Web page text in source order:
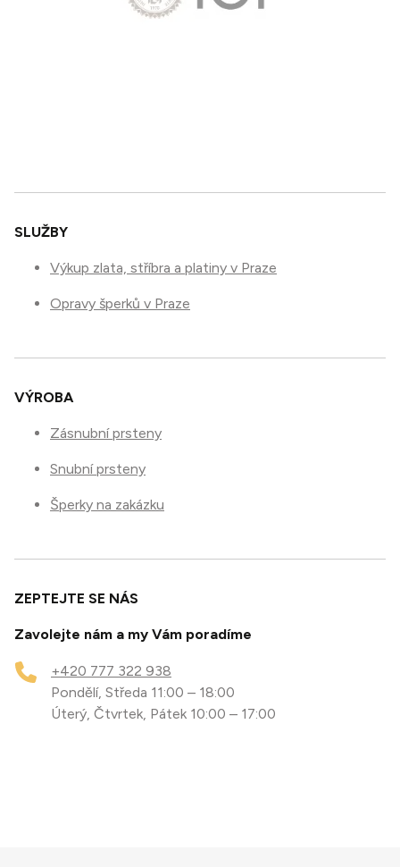
SLUŽBY
Výkup zlata, stříbra a platiny v Praze
Opravy šperků v Praze
VÝROBA
Zásnubní prsteny
Snubní prsteny
Šperky na zakázku
ZEPTEJTE SE NÁS
Zavolejte nám a my Vám poradíme
+420 777 322 938
Pondělí, Středa 11:00 – 18:00
Úterý, Čtvrtek, Pátek 10:00 – 17:00